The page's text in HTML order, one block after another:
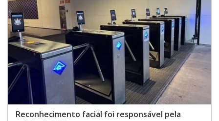
Reconhecimento facial foi responsável pela